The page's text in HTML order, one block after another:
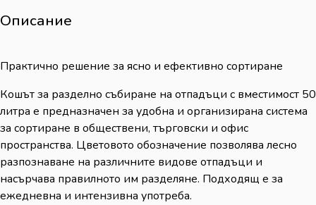
Описание
Практично решение за ясно и ефективно сортиране
Кошът за разделно събиране на отпадъци с вместимост 50
литра е предназначен за удобна и организирана система
за сортиране в обществени, търговски и офис
пространства. Цветовото обозначение позволява лесно
разпознаване на различните видове отпадъци и
насърчава правилното им разделяне. Подходящ е за
ежедневна и интензивна употреба.